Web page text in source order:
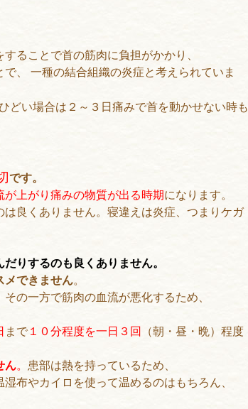
ることで首の筋肉に負担がかかり、
、 一種の結合組織の炎症と考えられていま
どい場合は２～３日痛みで首を動かせない時も
です。
が上がり痛みの物質が出る時期になります。
良くありません。寝違えは炎症、つまりケガ
りするのも良くありません。
メできません。
の一方で筋肉の血流が悪化するため、
まで １０分程度を一日３回
（朝・昼・晩）程度
ん。 患部は熱を持っているため、
布やカイロを使って温めるのはもちろん、